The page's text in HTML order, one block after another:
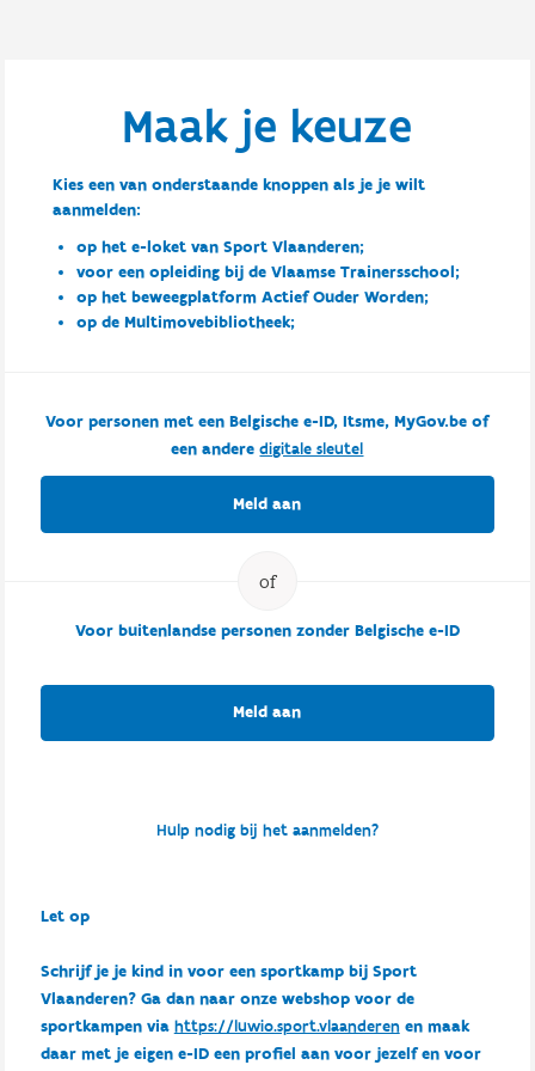
Maak je keuze
Kies een van onderstaande knoppen als je je wilt
aanmelden:
op het e-loket van Sport Vlaanderen;
voor een opleiding bij de Vlaamse Trainersschool;
op het beweegplatform Actief Ouder Worden;
op de Multimovebibliotheek;
Voor personen met een Belgische e-ID, Itsme, MyGov.be of
een anderedigitale sleutel
Meld aan
Voor buitenlandse personen zonder Belgische e-ID
Meld aan
Hulp nodig bij het aanmelden?
Let op
Schrijf je je kind in voor een sportkamp bij Sport
Vlaanderen? Ga dan naar onze webshop voor de
sportkampen via https://luwio.sport.vlaanderenen maak
daar met je eigen e-ID een profiel aan voor jezelf en voor